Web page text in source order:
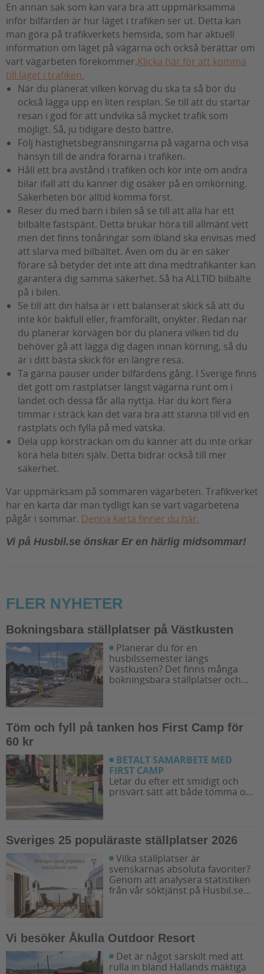
En annan sak som kan vara bra att uppmärksamma
inför bilfärden är hur läget i trafiken ser ut. Detta kan
man göra på trafikverkets hemsida, som har aktuell
information om läget på vägarna och också berättar om
vart vägarbeten förekommer.Klicka här för att komma
till läget i trafiken.
När du planerat vilken körväg du ska ta så bör du
också lägga upp en liten resplan. Se till att du startar
resan i god för att undvika så mycket trafik som
möjligt. Så, ju tidigare desto bättre.
Följ hastighetsbegränsningarna på vägarna och visa
hänsyn till de andra förarna i trafiken.
Håll ett bra avstånd i trafiken och kör inte om andra
bilar ifall att du känner dig osäker på en omkörning.
Säkerheten bör alltid komma först.
Reser du med barn i bilen så se till att alla har ett
bilbälte fastspänt. Detta brukar höra till allmänt vett
men det finns tonåringar som ibland ska envisas med
att slarva med bilbältet. Även om du är en säker
förare så betyder det inte att dina medtrafikanter kan
garantera dig samma säkerhet. Så ha ALLTID bilbälte
på i bilen.
Se till att din hälsa är i ett balanserat skick så att du
inte kör bakfull eller, framförallt, onykter. Redan när
du planerar körvägen bör du planera vilken tid du
behöver gå att lägga dig dagen innan körning, så du
är i ditt bästa skick för en längre resa.
Ta gärna pauser under bilfärdens gång. I Sverige finns
det gott om rastplatser längst vägarna runt om i
landet och dessa får alla nyttja. Har du kört flera
timmar i sträck kan det vara bra att stanna till vid en
rastplats och fylla på med vätska.
Dela upp körsträckan om du känner att du inte orkar
köra hela biten själv. Detta bidrar också till mer
säkerhet.
Var uppmärksam på sommaren vägarbeten. Trafikverket
har en karta där man tydligt kan se vart vägarbetena
pågår i sommar. Denna karta finner du här.
Vi på Husbil.se önskar Er en härlig midsommar!
FLER NYHETER
Bokningsbara ställplatser på Västkusten
husbilssemester längs
Västkusten? Det finns många
bokningsbara ställplatser och
ställplatser och husbilsplatser så
att du kan bestämma din resrutt.
Töm och fyll på tanken hos First Camp för
60 kr
BETALT SAMARBETE MED
FIRST CAMP
Letar du efter ett smidigt och
prisvärt sätt att både tömma och
av de närmare 50 First Camp
destinationerna i Sverige. Kanske
kommer du även upptäcka en ny
favoritcamping.
Sveriges 25 populäraste ställplatser 2026
Vilka ställplatser är
svenskarnas absoluta favoriter?
Genom att analysera statistiken
från vår söktjänst på Husbil.se
är topplistan över Sveriges 25
mest eftersökta ställplatser för
husbil.
Vi besöker Åkulla Outdoor Resort
rulla in bland Hallands mäktiga